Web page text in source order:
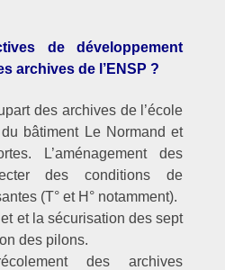
de développement
archives de l’ENSP ?
des archives de l’école
bâtiment Le Normand et
L’aménagement des
des conditions de
(T° et H° notamment).
et la sécurisation des sept
des pilons.
des archives